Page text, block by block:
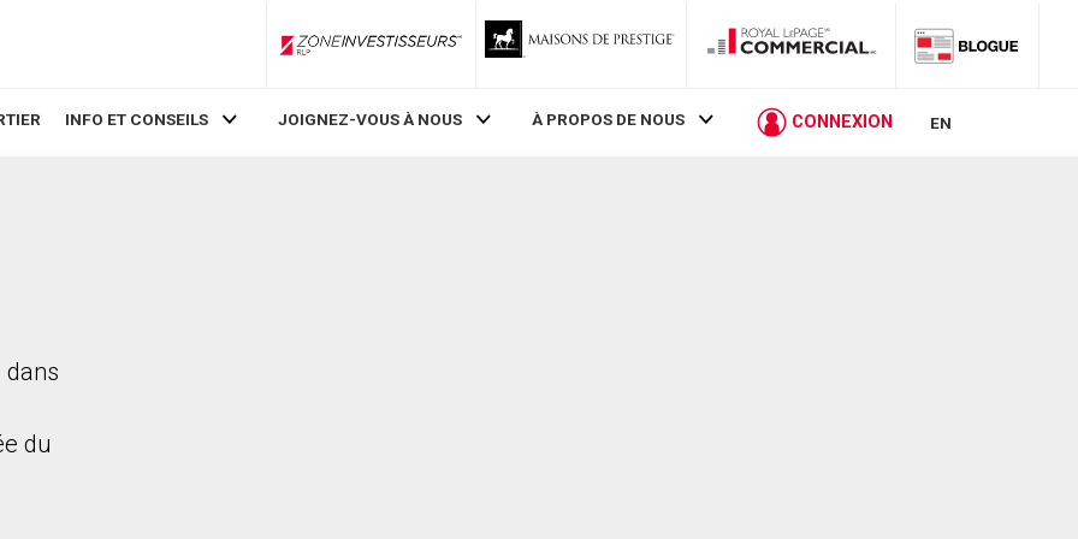
ZoneInvestisseurs RLP
INFO ET CONSEILS JOIGNEZ-VOUS À NOUS À PROPOS DE NOUS CONNEXION EN
dans
du